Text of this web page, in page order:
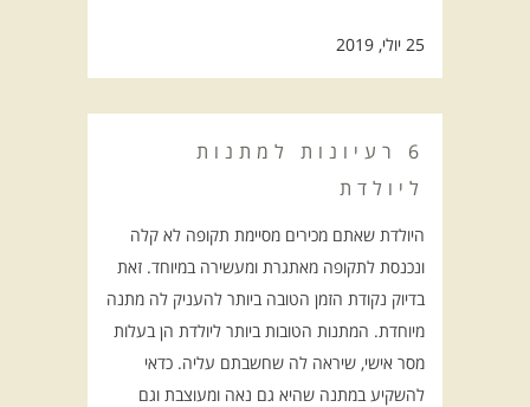
25 יולי, 2019
6 רעיונות למתנות
ליולדת
היולדת שאתם מכירים מסיימת תקופה לא קלה
ונכנסת לתקופה מאתגרת ומעשירה במיוחד. זאת
בדיוק נקודת הזמן הטובה ביותר להעניק לה מתנה
מיוחדת. המתנות הטובות ביותר ליולדת הן בעלות
מסר אישי, שיראה לה שחשבתם עליה. כדאי
להשקיע במתנה שהיא גם נאה ומעוצבת וגם